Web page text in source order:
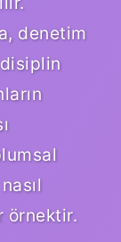
denetim
örnektir.